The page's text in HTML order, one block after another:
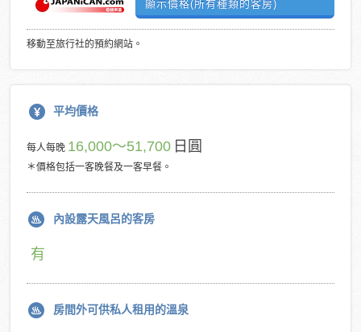
顯示價格(所有種類的客房)
移動至旅行社的預約網站。
平均價格
每人每晚 16,000～51,700 日圓
＊價格包括一客晚餐及一客早餐。
內設露天風呂的客房
有
房間外可供私人租用的溫泉